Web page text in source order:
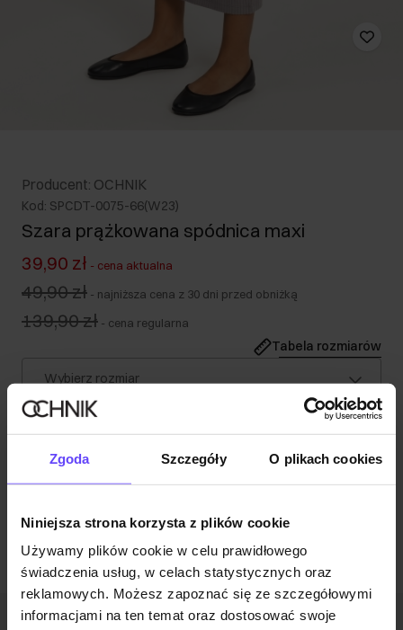
Zgoda Szczegóły O plikach cookies
Niniejsza strona korzysta z plików cookie
Używamy plików cookie w celu prawidłowego
świadczenia usług, w celach statystycznych oraz
reklamowych. Możesz zapoznać się ze szczegółowymi
informacjami na ten temat oraz dostosować swoje
Producent: OCHNIK
Kod: SPCDT-0075-66(W23)
Szara prążkowana spódnica maxi
39,90 zł - cena aktualna
49,90 zł - najniższa cena z 30 dni przed obniżką
139,90 zł - cena regularna
Tabela rozmiarów
Wybierz rozmiar
Nasza modelka ma 177 cm wzrostu i nosi rozmiar S.